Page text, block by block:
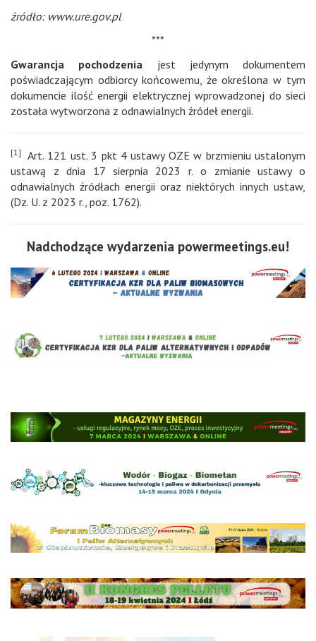
źródło: www.ure.gov.pl
***
Gwarancja pochodzenia jest jedynym dokumentem
poświadczającym odbiorcy końcowemu, że określona w tym
dokumencie ilość energii elektrycznej wprowadzonej do sieci
została wytworzona z odnawialnych źródeł energii.
[1]
Art. 121 ust. 3 pkt 4 ustawy OZE w brzmieniu ustalonym
ustawą z dnia 17 sierpnia 2023 r. o zmianie ustawy o
odnawialnych źródłach energii oraz niektórych innych ustaw,
(Dz. U. z 2023 r., poz. 1762).
Nadchodzące wydarzenia powermeetings.eu!